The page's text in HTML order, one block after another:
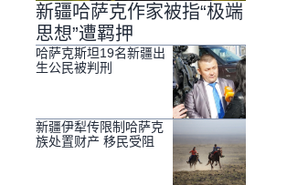
新疆哈萨克作家被指“极端
思想”遭羁押
哈萨克斯坦19名新疆出
生公民被判刑
新疆伊犁传限制哈萨克
族处置财产 移民受阻